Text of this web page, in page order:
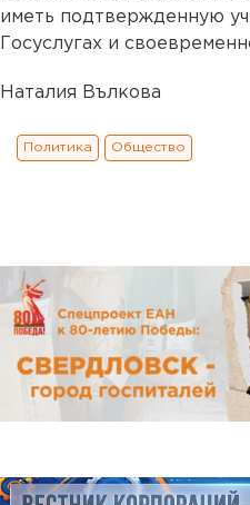
иметь подтвержденную
Госуслугах и
Наталия Вълкова
Политика Общество